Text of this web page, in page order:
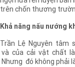
trên chốn thương
Khả năng nấu nướng
Trần Lệ Nguyên tâm
và của cải vật chất
Nhưng đó không phải